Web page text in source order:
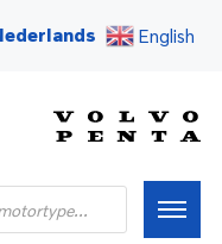
English